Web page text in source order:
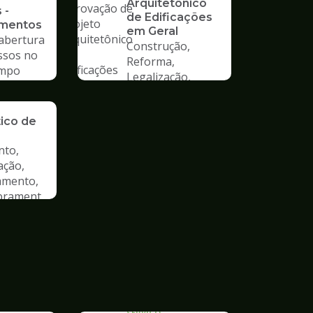
-
no
Arquitetônico
de Edificações
em Geral
Construção,
Reforma,
Legalização,
de